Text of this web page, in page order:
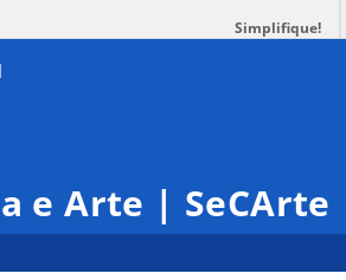
Simplifique!
e Arte | SeCArte